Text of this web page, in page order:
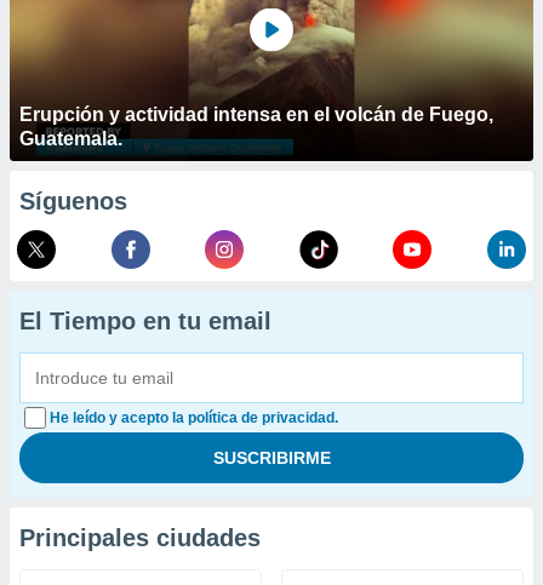
Erupción y actividad intensa en el volcán de Fuego,
Guatemala.
Síguenos
El Tiempo en tu email
He leído y acepto la política de privacidad.
Principales ciudades